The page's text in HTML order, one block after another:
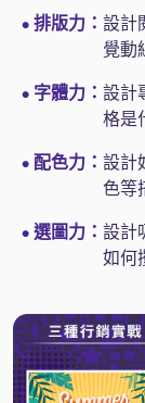
● 排版力： 設計
覺動
● 字體力： 設計
格是
● 配色力： 設計
色等
● 選圖力： 設計
如何